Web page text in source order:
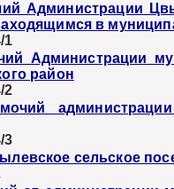
Администрации
в
1
Администрации
район
2
3
сельское